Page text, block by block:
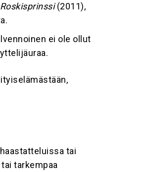
Roskisprinssi(2011),
ei ole ollut
tai
tarkempaa